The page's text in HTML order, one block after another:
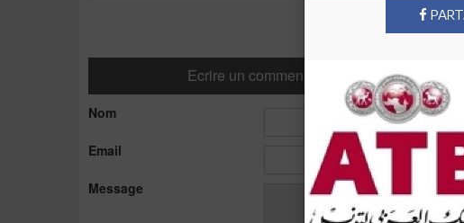
Ecrire un commentaire
Nom
Email
Message